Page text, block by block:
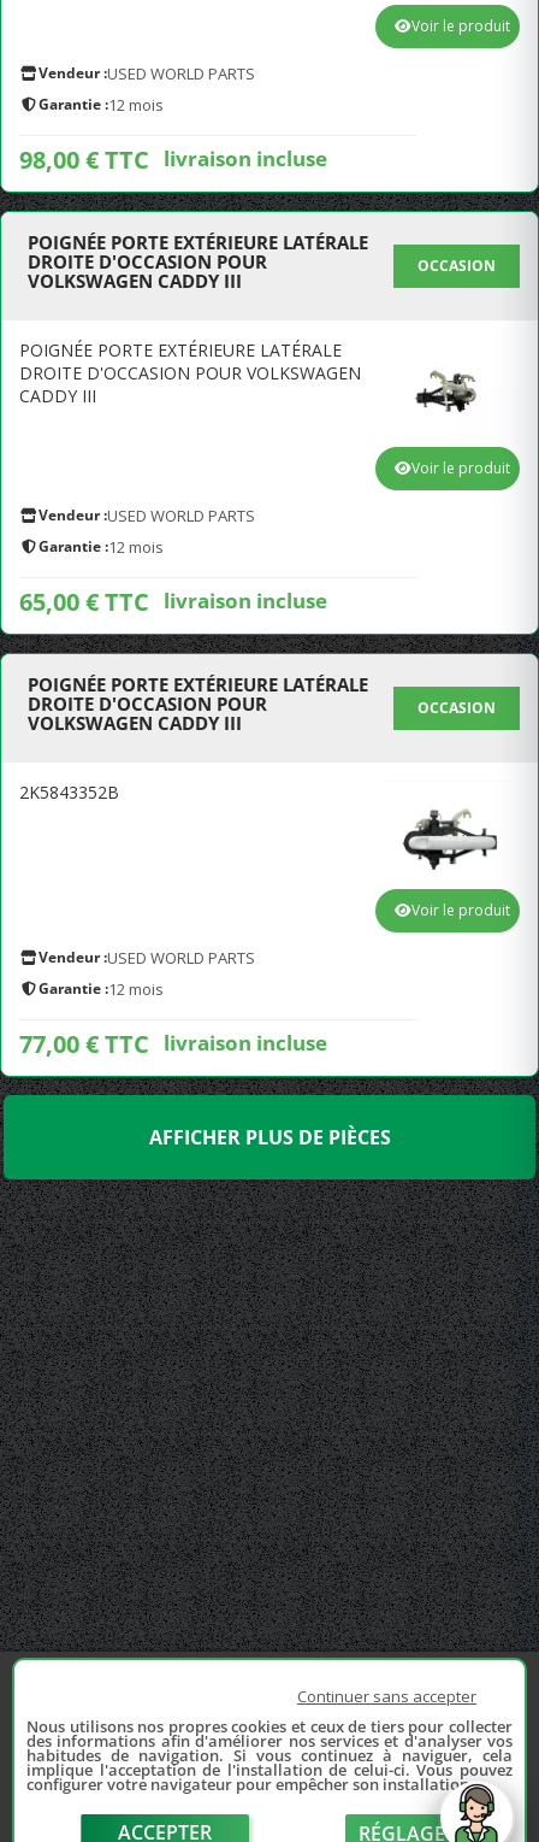
Vendeur :USED WORLD PARTS
Garantie :12 mois
98,00 € TTC livraison incluse
Voir le produit
POIGNÉE PORTE EXTÉRIEURE LATÉRALE
DROITE D'OCCASION POUR
VOLKSWAGEN CADDY III
OCCASION
POIGNÉE PORTE EXTÉRIEURE LATÉRALE
DROITE D'OCCASION POUR VOLKSWAGEN
CADDY III
Vendeur :USED WORLD PARTS
Garantie :12 mois
65,00 € TTC livraison incluse
Voir le produit
POIGNÉE PORTE EXTÉRIEURE LATÉRALE
DROITE D'OCCASION POUR
VOLKSWAGEN CADDY III
OCCASION
2K5843352B
Vendeur :USED WORLD PARTS
Garantie :12 mois
77,00 € TTC livraison incluse
Voir le produit
AFFICHER PLUS DE PIÈCES
Continuer sans accepter
Nous utilisons nos propres cookies et ceux de tiers pour collecter
des informations afin d'améliorer nos services et d'analyser vos
habitudes de navigation. Si vous continuez à naviguer, cela
implique l'acceptation de l'installation de celui-ci. Vous pouvez
configurer votre navigateur pour empêcher son installation.
ACCEPTER RÉGLAGE